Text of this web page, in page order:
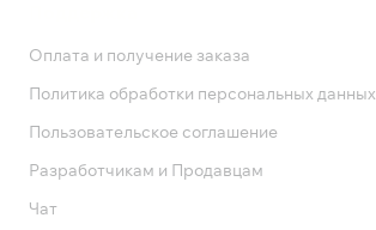
Оплата и получение заказа
Политика обработки персональных данных
Пользовательское соглашение
Разработчикам и Продавцам
Чат